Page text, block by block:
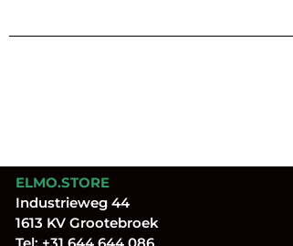
ELMO.STORE
Industrieweg 44
1613 KV Grootebroek